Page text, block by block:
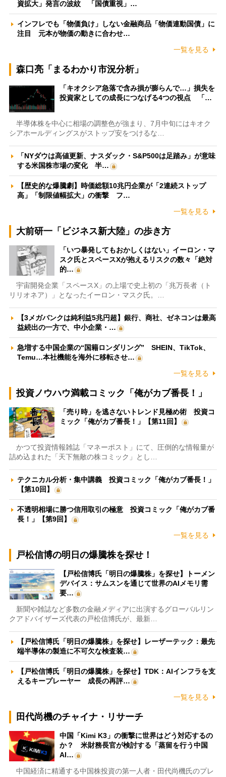
資拡大」発言の波紋 「国債重視」…
インフレでも「物価負け」しない金融商品「物価連動国債」に
注目 元本が物価の動きに合わせ…
一覧を見る
森口亮「まるわかり市況分析」
「キオクシア急落で含み損が膨らんで…」損失を
投資家としての成長につなげる4つの視点 「…
半導体株を中心に相場の調整色が強まり、7月中旬にはキオク
シアホールディングスがストップ安をつけるな…
「NYダウは高値更新、ナスダック・S&P500は足踏み」が意味
する米国株市場の変化 半…
【歴史的な爆騰劇】時価総額10兆円企業が「2連続ストップ
高」「制限値幅拡大」の衝撃 フ…
一覧を見る
大前研一「ビジネス新大陸」の歩き方
「いつ暴発してもおかしくはない」イーロン・マ
スク氏とスペースXが抱えるリスクの数々「絶対
的…
宇宙開発企業「スペースX」の上場で史上初の「兆万長者（ト
リリオネア）」となったイーロン・マスク氏。…
【3メガバンクは純利益5兆円超】銀行、商社、ゼネコンは最高
益続出の一方で、中小企業・…
急増する中国企業の“国籍ロンダリング” SHEIN、TikTok、
Temu…本社機能を海外に移転させ…
一覧を見る
投資ノウハウ満載コミック「俺がカブ番長！」
「売り時」を逃さないトレンド見極め術 投資コ
ミック「俺がカブ番長！」【第11回】
かつて投資情報雑誌「マネーポスト」にて、圧倒的な情報量が
詰め込まれた「天下無敵の株コミック」とし…
テクニカル分析・集中講義 投資コミック「俺がカブ番長！」
【第10回】
不透明相場に勝つ信用取引の極意 投資コミック「俺がカブ番
長！」【第9回】
一覧を見る
戸松信博の明日の爆騰株を探せ！
【戸松信博氏「明日の爆騰株」を探せ】トーメン
デバイス：サムスンを通じて世界のAIメモリ需
要…
新聞や雑誌など多数の金融メディアに出演するグローバルリン
クアドバイザーズ代表の戸松信博氏が、最新…
【戸松信博氏「明日の爆騰株」を探せ】レーザーテック：最先
端半導体の製造に不可欠な検査装…
【戸松信博氏「明日の爆騰株」を探せ】TDK：AIインフラを支
えるキープレーヤー 成長の再評…
一覧を見る
田代尚機のチャイナ・リサーチ
中国「Kimi K3」の衝撃に世界はどう対応するの
か？ 米財務長官が検討する「蒸留を行う中国
AI…
中国経済に精通する中国株投資の第一人者・田代尚機氏のプレ